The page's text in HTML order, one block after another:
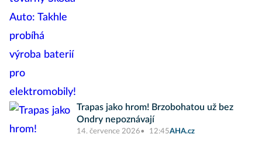
Trapas jako hrom! Brzobohatou už bez
Ondry nepoznávají
14. července 2026 12:45AHA.cz